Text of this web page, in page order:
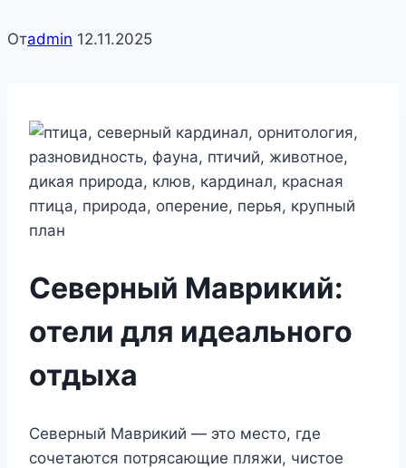
Отadmin 12.11.2025
Северный Маврикий:
отели для идеального
отдыха
Северный Маврикий — это место, где
сочетаются потрясающие пляжи, чистое